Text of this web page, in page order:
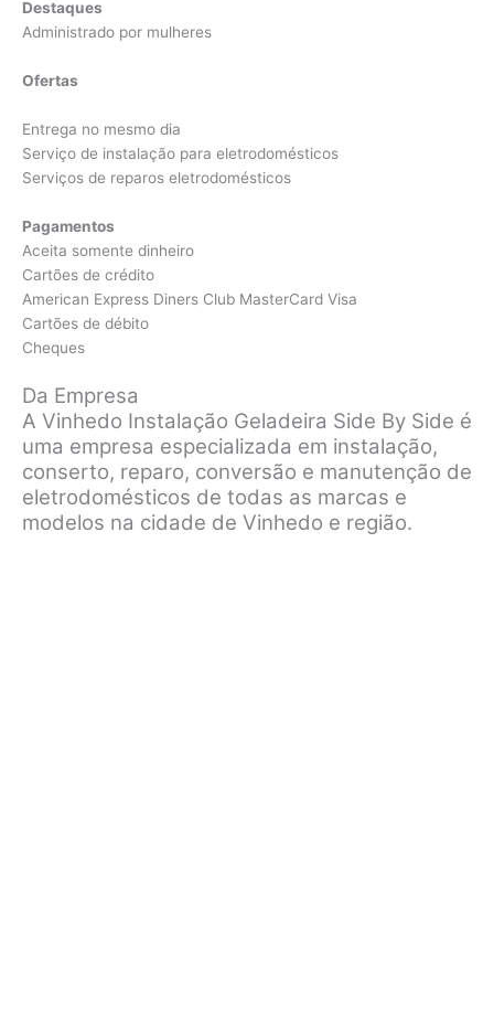
Destaques
Administrado por mulheres
Ofertas
Entrega no mesmo dia
Serviço de instalação para eletrodomésticos
Serviços de reparos eletrodomésticos
Pagamentos
Aceita somente dinheiro
Cartões de crédito
American Express Diners Club MasterCard Visa
Cartões de débito
Cheques
Da Empresa
A Vinhedo Instalação Geladeira Side By Side é
uma empresa especializada em instalação,
conserto, reparo, conversão e manutenção de
eletrodomésticos de todas as marcas e
modelos na cidade de Vinhedo e região.